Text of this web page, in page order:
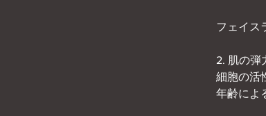
フェイス
2. 肌の弾
細胞の活
年齢によ